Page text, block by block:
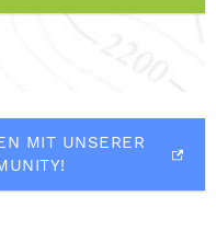
MIT UNSERER